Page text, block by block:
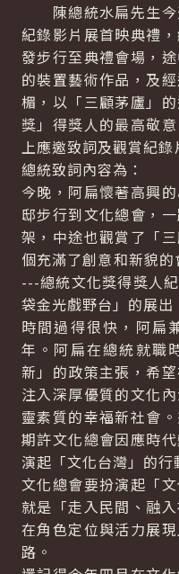
陳總統水扁先生今
紀錄影片展首映典禮
發步行至典禮會場，
的裝置藝術作品，及
楣，以「三顧茅廬」
獎」得獎人的最高敬
上應邀致詞及觀賞紀錄
總統致詞內容為：
今晚，阿扁懷著高興
邸步行到文化總會，
架，中途也觀賞了「
個充滿了創意和新貌
---總統文化獎得獎人
袋金光戲野台」的展出
時間過得很快，阿扁
年。阿扁在總統就職
新」的政策主張，希
注入深厚優質的文化
靈素質的幸福新社會
期許文化總會因應時
演起「文化台灣」的行
文化總會要扮演起「
就是「走入民間、融
在角色定位與活力展
路。